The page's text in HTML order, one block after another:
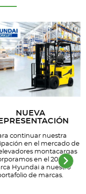
NUEVA
continuar nuestra
en el mercado de
montacargas
en el 2023 la
Hyundai a nuestro
de marcas.